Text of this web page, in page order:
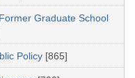
Graduate School
Policy [865]